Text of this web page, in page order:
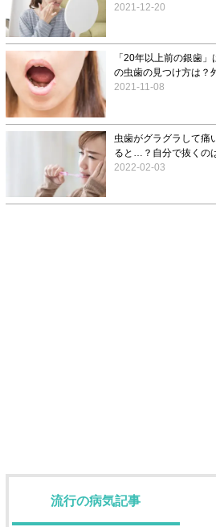
2021-12-20
「20年以上前の銀歯
の虫歯の見つけ方は？
2021-11-08
虫歯がグラグラして痛
ると…？自分で抜くの
2022-02-03
流行の病気記事